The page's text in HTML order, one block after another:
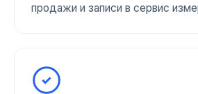
продажи и записи в сервис